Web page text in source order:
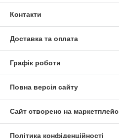
Контакти
Доставка та оплата
Графік роботи
Повна версія сайту
Сайт створено на
Політика конфіденційності